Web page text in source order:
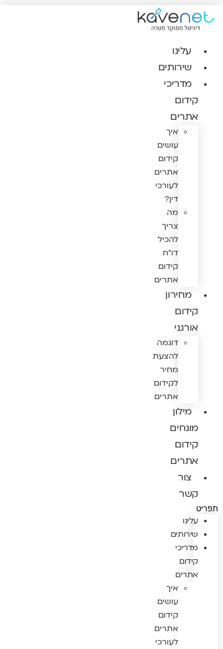
לתוכן
עלינו
שירותים
מדריכי
קידום
אתרים
איך
עושים
קידום
אתרים
לעורכי
דין?
מה
צריך
להכיל
דו"ח
קידום
אתרים
מחירון
קידום
אורגני
דוגמה
להצעת
מחיר
לקידום
אתרים
מילון
מונחים
קידום
אתרים
צור
קשר
תפריט
עלינו
שירותים
מדריכי
קידום
אתרים
איך
עושים
קידום
אתרים
לעורכי